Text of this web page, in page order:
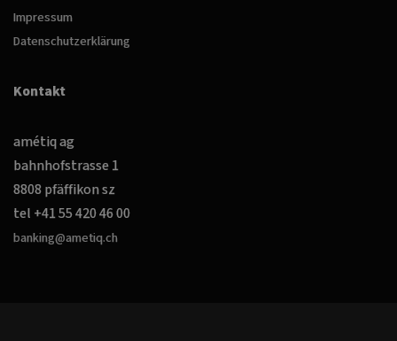
Impressum
Datenschutzerklärung
Kontakt
amétiq ag
bahnhofstrasse 1
8808 pfäffikon sz
tel +41 55 420 46 00
banking@ametiq.ch